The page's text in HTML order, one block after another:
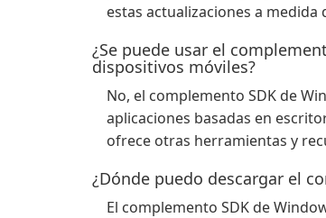
estas actualizaciones a medida
¿Se puede usar el
dispositivos móviles?
No, el complemento SDK de
aplicaciones basadas en
ofrece otras herramientas y
¿Dónde puedo descargar el
El complemento SDK de